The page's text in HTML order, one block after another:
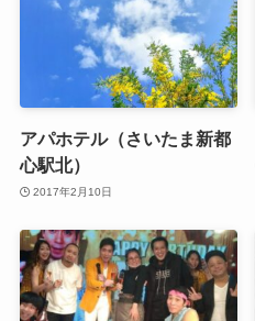
アパホテル（さいたま新都
心駅北）
2017年2月10日